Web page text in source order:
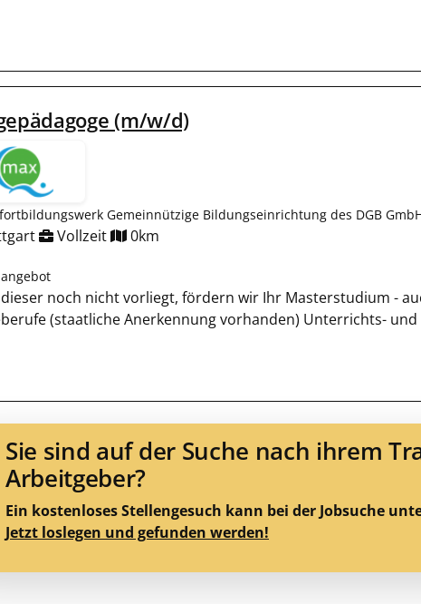
(m/w/d)
Gemeinnützige Bildungseinrichtung des DGB
Vollzeit 0km
dieser noch nicht vorliegt, fördern wir Ihr Masterstudium -
(staatliche Anerkennung vorhanden) Unterrichts-
Sie sind auf der Suche nach ihrem
Arbeitgeber?
Ein kostenloses Stellengesuch kann bei der Jobsuche
Jetzt loslegen und gefunden werden!